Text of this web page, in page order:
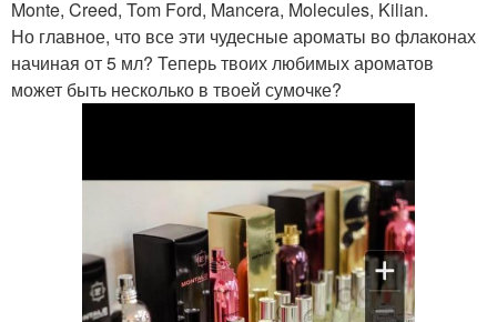
Monte, Creed, Tom Ford, Mancera, Molecules, Kilian.
Но главное, что все эти чудесные ароматы во флаконах
начиная от 5 мл? Теперь твоих любимых ароматов
может быть несколько в твоей сумочке?